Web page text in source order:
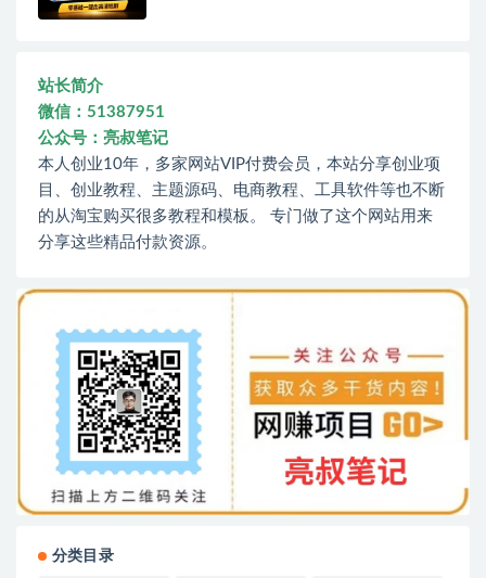
站长简介
微信：51387951
公众号：亮叔笔记
本人创业10年，多家网站VIP付费会员，本站分享创业项
目、创业教程、主题源码、电商教程、工具软件等也不断
的从淘宝购买很多教程和模板。 专门做了这个网站用来
分享这些精品付款资源。
分类目录